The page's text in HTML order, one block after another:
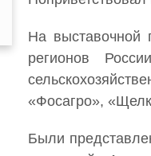
На выставочной
регионов
«Фосагро»,
Были